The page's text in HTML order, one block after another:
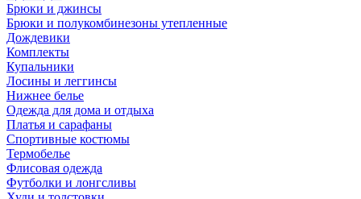
Брюки и джинсы
Брюки и полукомбинезоны утепленные
Дождевики
Комплекты
Купальники
Лосины и леггинсы
Нижнее белье
Одежда для дома и отдыха
Платья и сарафаны
Спортивные костюмы
Термобелье
Флисовая одежда
Футболки и лонгсливы